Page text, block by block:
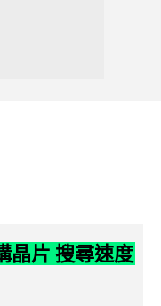
晶片 搜尋速度